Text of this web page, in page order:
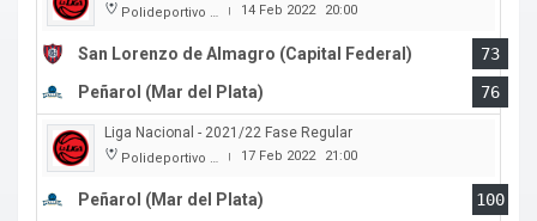
Polideportivo Roberto Pando | 14 Feb 2022 20:00
San Lorenzo de Almagro (Capital Federal)
73
Peñarol (Mar del Plata)
76
Liga Nacional - 2021/22 Fase Regular
Polideportivo Islas Malvinas | 17 Feb 2022 21:00
Peñarol (Mar del Plata)
100